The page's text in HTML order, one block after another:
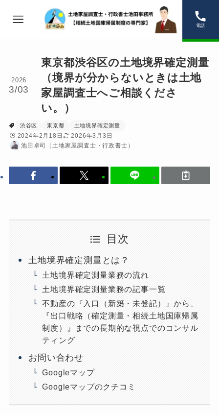
電話
東京都渋谷区の土地境界確定測量
（境界が分からないときは土地
家屋調査士へご相談くださ
い。）
2026
3/03
渋谷区 東京都 土地境界確定測量
2024年2月18日
2026年3月3日
池田卓司（土地家屋調査士・行政書士）
目次
土地境界確定測量とは？
土地境界確定測量業務の流れ
土地境界確定測量業務の記事一覧
不動産の『入口（新築・未登記）』から、
『出口戦略（確定測量・相続土地国庫帰属
制度）』までの長期的な視点でのコンサル
ティング
お問い合わせ
Googleマップ
Googleマップのクチコミ